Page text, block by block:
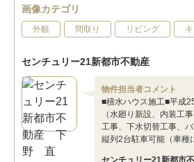
画像カテゴリ
外観 間取り リビング
センチュリー21新都市不動産
物件担当者コメント
■積水ハウス施工■平成
（水廻り新設、内装工
工事、下水切替工事、
縦列2台駐車可能（車種
センチュリー21新都